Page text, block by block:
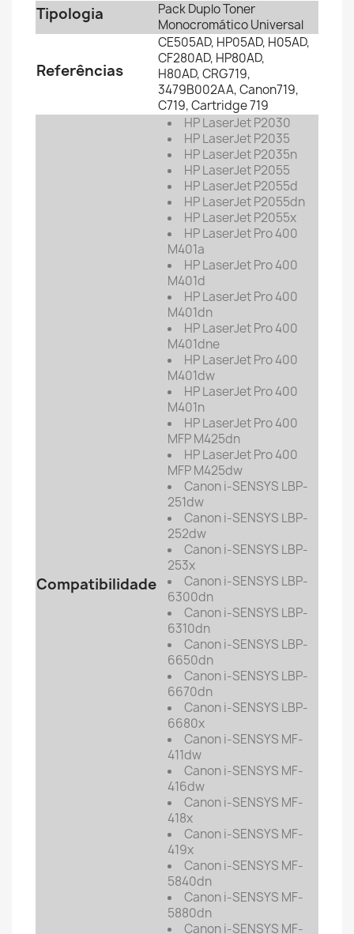
Tipologia
Pack Duplo Toner
Monocromático Universal
Referências
CE505AD, HP05AD, H05AD,
CF280AD, HP80AD,
H80AD, CRG719,
3479B002AA, Canon719,
C719, Cartridge 719
Compatibilidade
HP LaserJet P2030
HP LaserJet P2035
HP LaserJet P2035n
HP LaserJet P2055
HP LaserJet P2055d
HP LaserJet P2055dn
HP LaserJet P2055x
HP LaserJet Pro 400
M401a
HP LaserJet Pro 400
M401d
HP LaserJet Pro 400
M401dn
HP LaserJet Pro 400
M401dne
HP LaserJet Pro 400
M401dw
HP LaserJet Pro 400
M401n
HP LaserJet Pro 400
MFP M425dn
HP LaserJet Pro 400
MFP M425dw
Canon i-SENSYS LBP-
251dw
Canon i-SENSYS LBP-
252dw
Canon i-SENSYS LBP-
253x
Canon i-SENSYS LBP-
6300dn
Canon i-SENSYS LBP-
6310dn
Canon i-SENSYS LBP-
6650dn
Canon i-SENSYS LBP-
6670dn
Canon i-SENSYS LBP-
6680x
Canon i-SENSYS MF-
411dw
Canon i-SENSYS MF-
416dw
Canon i-SENSYS MF-
418x
Canon i-SENSYS MF-
419x
Canon i-SENSYS MF-
5840dn
Canon i-SENSYS MF-
5880dn
Canon i-SENSYS MF-